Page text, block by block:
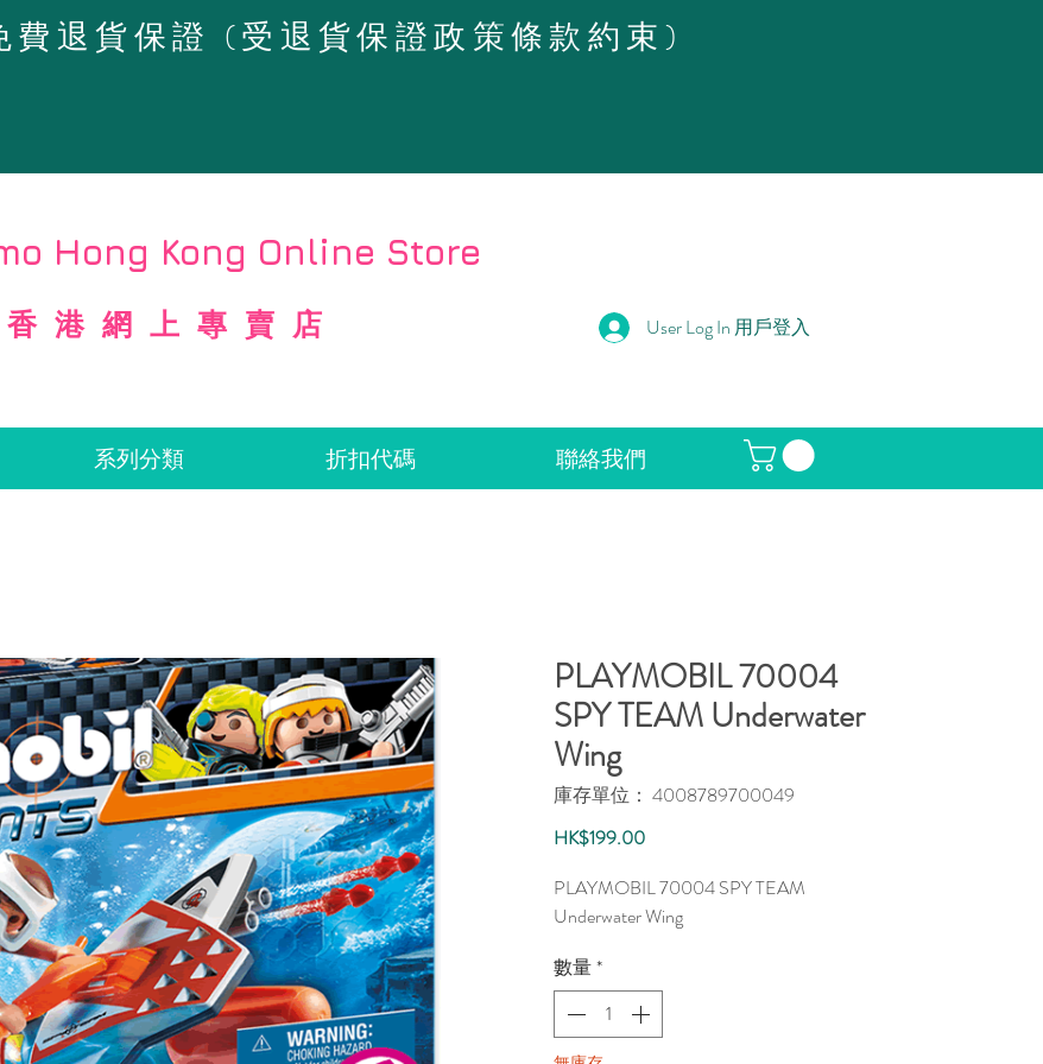
費退貨保證 (受退貨保證政策條款約束)
Hong Kong Online Store
港網上專賣店 User Log In 用戶登入
系列分類 折扣代碼 聯絡我們
PLAYMOBIL 70004
SPY TEAM Underwater
Wing
庫存單位： 4008789700049
HK$199.00價
PLAYMOBIL 70004 SPY TEAM
Underwater Wing
數量*